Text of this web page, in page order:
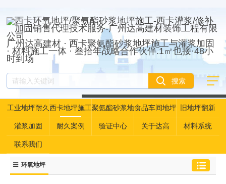
广州达高建材 · 西卡聚氨酯砂浆地坪施工与灌浆加固
· 材料施工一体 · 叁拾年战略合作伙伴.1㎡也接·48小
时到场
工业地坪耐久
性资产管理
西卡地坪施工聚氨酯砂浆地
坪
食品车间地坪 旧地坪翻新
灌浆加固 耐久案例 验证中心 关于达高 材料系统
联系我们
环氧地坪